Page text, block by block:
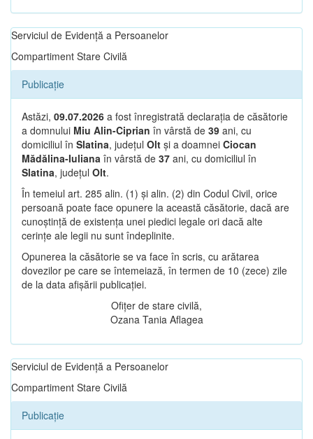
Serviciul de Evidență a Persoanelor
Compartiment Stare Civilă
Publicație
Astăzi, 09.07.2026 a fost înregistrată declarația de căsătorie
a domnului Miu Alin-Ciprian în vârstă de 39 ani, cu
domiciliul în Slatina, județul Olt și a doamnei Ciocan
Mădălina-Iuliana în vârstă de 37 ani, cu domiciliul în
Slatina, județul Olt.
În temeiul art. 285 alin. (1) și alin. (2) din Codul Civil, orice
persoană poate face opunere la această căsătorie, dacă are
cunoștință de existența unei piedici legale ori dacă alte
cerințe ale legii nu sunt îndeplinite.
Opunerea la căsătorie se va face în scris, cu arătarea
dovezilor pe care se întemeiază, în termen de 10 (zece) zile
de la data afișării publicației.
Ofițer de stare civilă,
Ozana Tania Aflagea
Serviciul de Evidență a Persoanelor
Compartiment Stare Civilă
Publicație